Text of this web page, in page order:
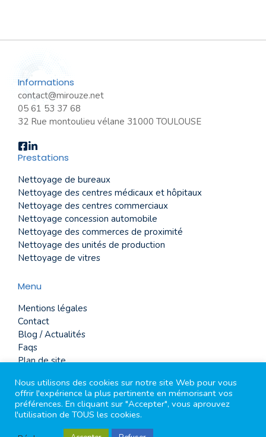
Informations
contact@mirouze.net
05 61 53 37 68
32 Rue montoulieu vélane 31000 TOULOUSE
Prestations
Nettoyage de bureaux
Nettoyage des centres médicaux et hôpitaux
Nettoyage des centres commerciaux
Nettoyage concession automobile
Nettoyage des commerces de proximité
Nettoyage des unités de production
Nettoyage de vitres
Menu
Mentions légales
Contact
Blog / Actualités
Faqs
Plan de site
Nous utilisons des cookies sur notre site Web pour vous
offrir l'expérience la plus pertinente en mémorisant vos
préférences. En cliquant sur "Accepter", vous aprouvez
l'utilisation de TOUS les cookies.